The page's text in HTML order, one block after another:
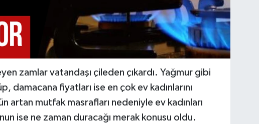
zamlar vatandaşı çileden çıkardı. Yağmur gibi
damacana fiyatları ise en çok ev kadınlarını
artan mutfak masrafları nedeniyle ev kadınları
ise ne zaman duracağı merak konusu oldu.